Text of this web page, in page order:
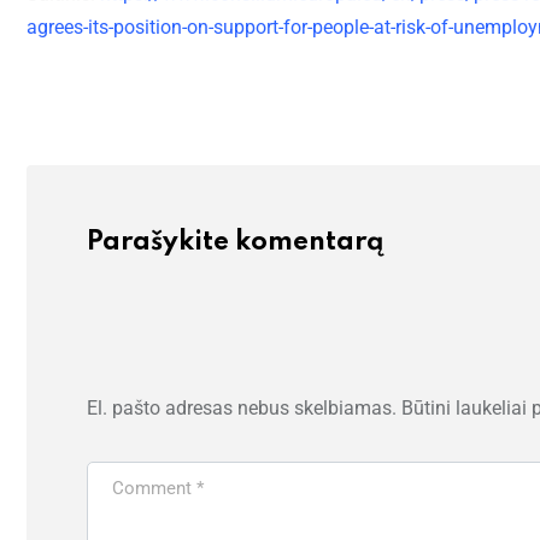
agrees-its-position-on-support-for-people-at-risk-of-
Parašykite komentarą
El. pašto adresas nebus skelbiamas. Būtini laukeliai